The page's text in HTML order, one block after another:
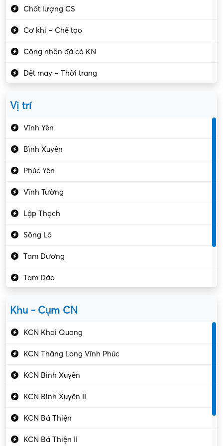
Chất lượng CS
Cơ khí – Chế tạo
Công nhân đã có KN
Dệt may – Thời trang
Kiểm soát chất lượng
Kỹ sư cơ khí
Kỹ sư điện
Kỹ thuật cao
Kỹ thuật mạng – IT
Làm bán thời gian
Lao động phổ thông
Lập trình – Phát triển
Vị trí
Vĩnh Yên
Bình Xuyên
Phúc Yên
Vĩnh Tường
Lập Thạch
Sông Lô
Tam Dương
Tam Đảo
Khu - Cụm CN
KCN Khai Quang
KCN Thăng Long Vĩnh Phúc
KCN Bình Xuyên
KCN Bình Xuyên II
KCN Bá Thiện
KCN Bá Thiện II